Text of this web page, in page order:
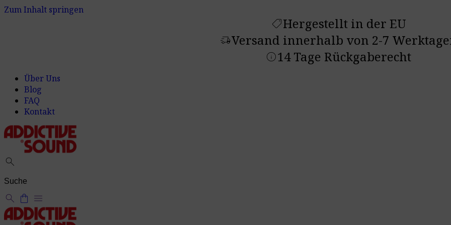
Zum Inhalt springen
shoppingmodeHergestellt in der EU
delivery_truck_speedVersand innerhalb von 2-7
info14 Tage Rückgaberecht
Über Uns
Blog
FAQ
Kontakt
search
search shopping_bag menu